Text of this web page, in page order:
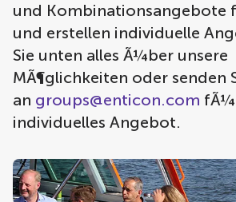
und Kombinationsangebote
und erstellen individuelle
Sie unten alles Ã¼ber unsere
MÃ¶glichkeiten oder senden
an groups@enticon.com
individuelles Angebot.